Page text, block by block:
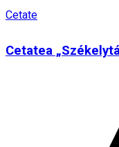
Cetate
Cetatea